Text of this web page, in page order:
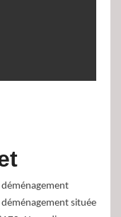
déménagement
située